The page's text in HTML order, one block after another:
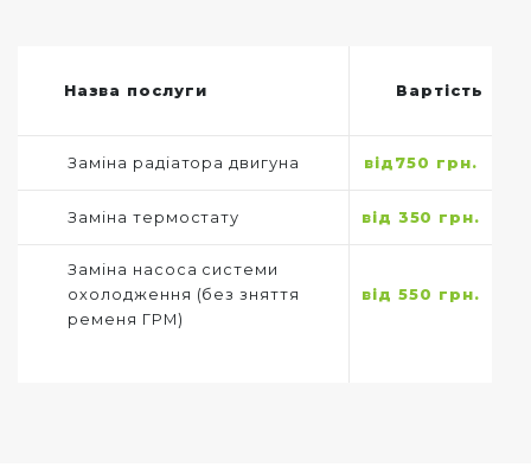
Назва послуги Вартість
Заміна радіатора двигуна від750 грн.
Заміна термостату від 350 грн.
Заміна насоса системи
охолодження (без зняття
ременя ГРМ)
від 550 грн.